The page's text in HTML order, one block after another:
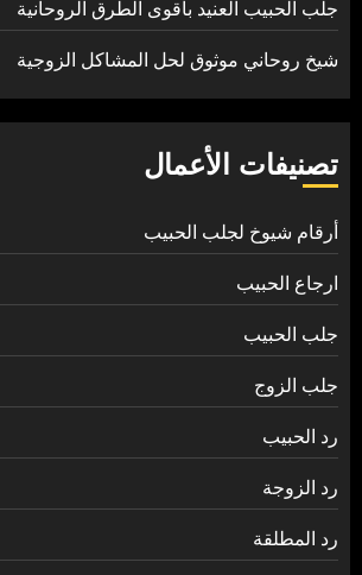
جلب الحبيب العنيد بأقوى الطرق الروحانية
شيخ روحاني موثوق لحل المشاكل الزوجية
تصنيفات الأعمال
أرقام شيوخ لجلب الحبيب
ارجاع الحبيب
جلب الحبيب
جلب الزوج
رد الحبيب
رد الزوجة
رد المطلقة